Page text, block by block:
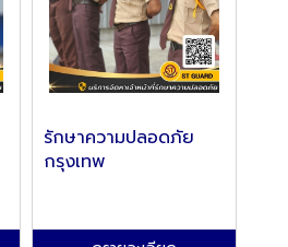
รักษาความปลอดภัย
กรุงเทพ